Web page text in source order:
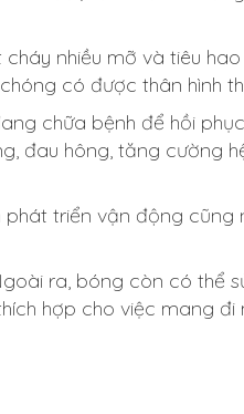
nhiều mỡ và tiêu
có được thân hình
chữa bệnh để hồi
đau hông, tăng cường
triển vận động cũng
ra, bóng còn có thể
hợp cho việc mang đi